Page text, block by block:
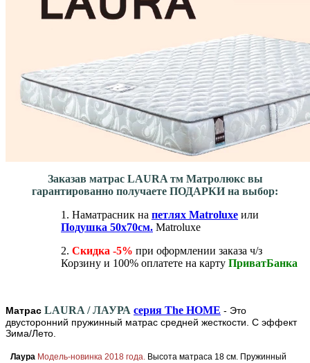
Заказав матрас LAURA тм Матролюкс вы
гарантированно получаете ПОДАРКИ на выбор:
1. Наматрасник на петлях Matroluxe или
Подушка 50х70см. Matroluxe
2. Скидка -5% при оформлении заказа ч/з
Корзину и 100% оплатете на карту ПриватБанка
Матрас LAURA / ЛАУРА серия The HOME - Это
двусторонний пружинный матрас средней жесткости. С эффект
Зима/Лето.
Лаура Модель-новинка 2018 года. Высота матраса 18 см. Пружинный